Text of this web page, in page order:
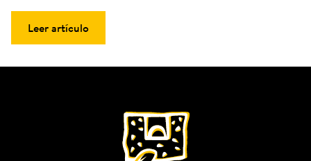
Leer artículo